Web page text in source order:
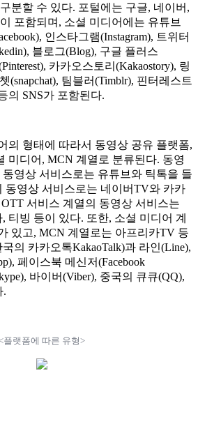
분할 수 있다. 포털에는 구글, 네이버,
포함되며, 소셜 미디어에는 유튜브
인스타그램(Instagram), 트위터
블로그(Blog), 구글 플러스
카카오스토리(Kakaostory), 링
(snapchat), 팀블러(Timblr), 핀터레스트
의 SNS가 포함된다.
의 형태에 따라서 동영상 공유 플랫폼,
미디어, MCN 계열로 분류된다. 동영
영상 서비스로는 유튜브와 틱톡을 들
동영상 서비스로는 네이버TV와 카카
서비스 계열의 동영상 서비스는
티빙 등이 있다. 또한, 소셜 미디어 계
있고, MCN 계열로는 아프리카TV 등
의 카카오톡KakaoTalk)과 라인(Line),
페이스북 메신저(Facebook
바이버(Viber), 중국의 큐큐(QQ),
.
플랫폼에 따른 유형>